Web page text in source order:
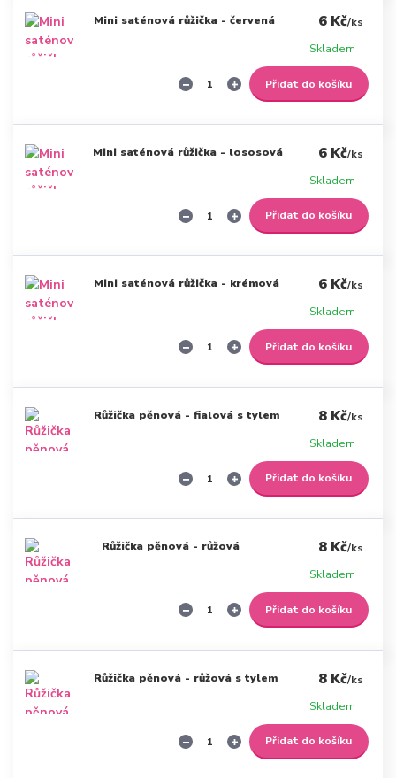
Mini saténová růžička - červená 6 Kč/ks
Skladem
Přidat do košíku
Mini saténová růžička - lososová 6 Kč/ks
Skladem
Přidat do košíku
Mini saténová růžička - krémová 6 Kč/ks
Skladem
Přidat do košíku
Růžička pěnová - fialová s tylem 8 Kč/ks
Skladem
Přidat do košíku
Růžička pěnová - růžová 8 Kč/ks
Skladem
Přidat do košíku
Růžička pěnová - růžová s tylem 8 Kč/ks
Skladem
Přidat do košíku